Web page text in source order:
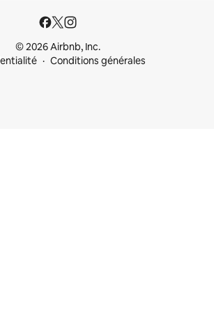
© 2026 Airbnb, Inc.
Conditions générales